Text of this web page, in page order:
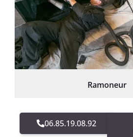
Ramoneur
06.85.19.08.92